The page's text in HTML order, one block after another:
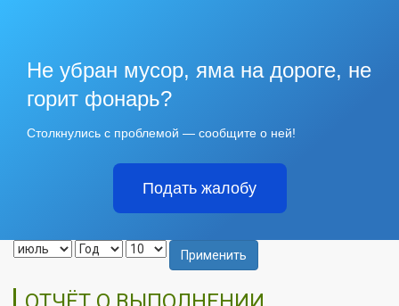
Не убран мусор, яма на дороге, не
горит фонарь?
Столкнулись с проблемой — сообщите о ней!
Подать жалобу
Применить